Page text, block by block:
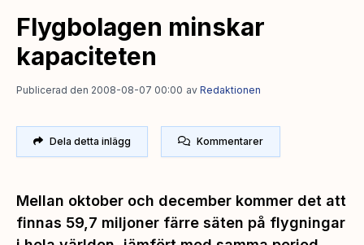
Flygbolagen minskar
kapaciteten
Publicerad den 2008-08-07 00:00 av Redaktionen
Dela detta inlägg Kommentarer
Mellan oktober och december kommer det att
finnas 59,7 miljoner färre säten på flygningar